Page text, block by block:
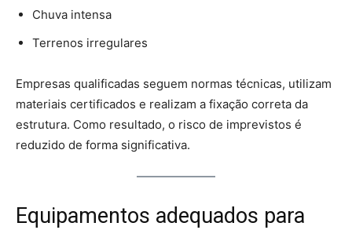
Chuva intensa
Terrenos irregulares
Empresas qualificadas seguem normas técnicas, utilizam
materiais certificados e realizam a fixação correta da
estrutura. Como resultado, o risco de imprevistos é
reduzido de forma significativa.
Equipamentos adequados para